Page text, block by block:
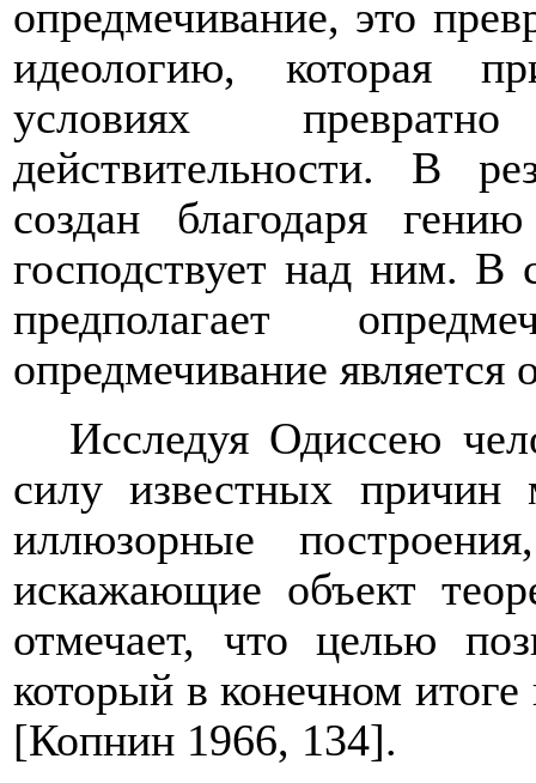
опредмечивание, это
идеологию, которая
условиях
действительности. В
создан благодаря
господствует над ним. В
предполагает
опредмечивание является
Исследуя Одиссею
силу известных причин
иллюзорные
искажающие объект
отмечает, что целью
который в конечном
[Копнин 1966, 134].